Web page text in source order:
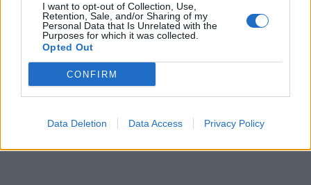
I want to opt-out of Collection, Use,
Retention, Sale, and/or Sharing of my
Personal Data that Is Unrelated with the
Purposes for which it was collected.
Opted Out
CONFIRM
Data Deletion Data Access Privacy Policy